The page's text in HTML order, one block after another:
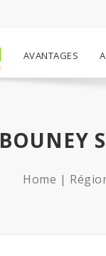
AVANTAGES
BOUNEY
Home